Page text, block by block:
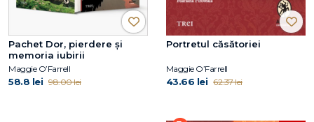
Pachet Dor, pierdere și
memoria iubirii
Maggie O’Farrell
58.8 lei 98.00 lei
Portretul căsătoriei
Maggie O’Farrell
43.66 lei 62.37 lei